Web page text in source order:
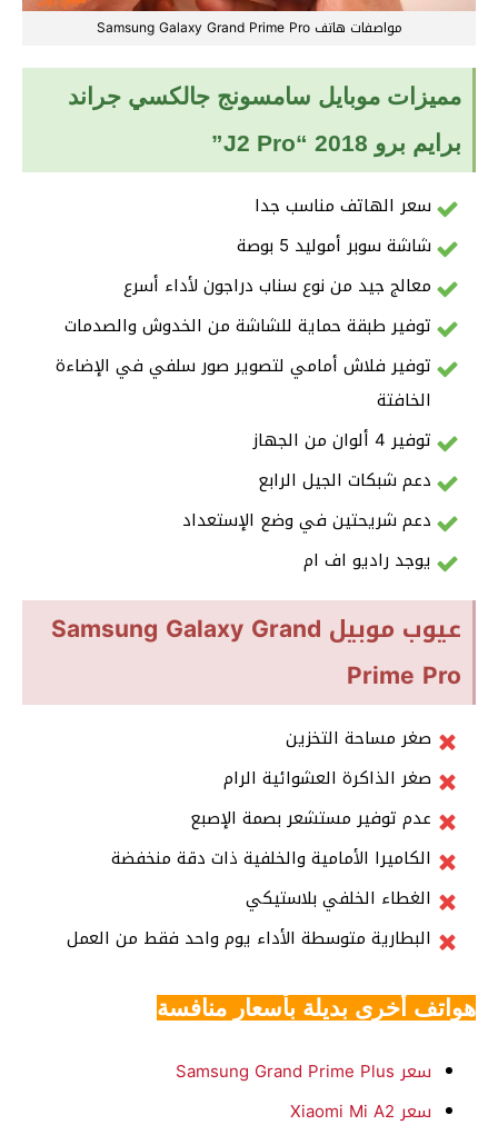
مواصفات هاتف Samsung Galaxy Grand Prime Pro
مميزات موبايل سامسونج جالكسي جراند
برايم برو 2018 “J2 Pro”
سعر الهاتف مناسب جدا
شاشة سوبر أموليد 5 بوصة
معالج جيد من نوع سناب دراجون لأداء أسرع
توفير طبقة حماية للشاشة من الخدوش والصدمات
توفير فلاش أمامي لتصوير صور سلفي في الإضاءة
الخافتة
توفير 4 ألوان من الجهاز
دعم شبكات الجيل الرابع
دعم شريحتين في وضع الإستعداد
يوجد راديو اف ام
عيوب موبيل Samsung Galaxy Grand
Prime Pro
صغر مساحة التخزين
صغر الذاكرة العشوائية الرام
عدم توفير مستشعر بصمة الإصبع
الكاميرا الأمامية والخلفية ذات دقة منخفضة
الغطاء الخلفي بلاستيكي
البطارية متوسطة الأداء يوم واحد فقط من العمل
هواتف أخرى بديلة بأسعار منافسة
سعر Samsung Grand Prime Plus
سعر Xiaomi Mi A2